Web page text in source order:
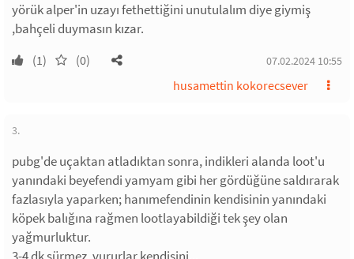
yörük alper'in uzayı fethettiğini unutulalım diye giymiş
,bahçeli duymasın kızar.
(1) (0) 07.02.2024 10:55
husamettin kokorecsever
3.
pubg'de uçaktan atladıktan sonra, indikleri alanda loot'u
yanındaki beyefendi yamyam gibi her gördüğüne saldırarak
fazlasıyla yaparken; hanımefendinin kendisinin yanındaki
köpek balığına rağmen lootlayabildiği tek şey olan
yağmurluktur.